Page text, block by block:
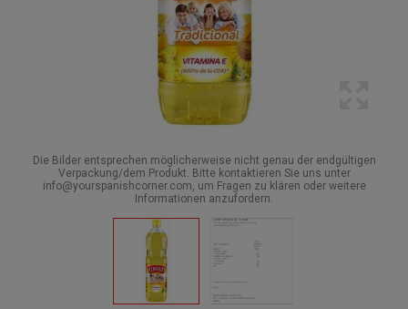
Die Bilder entsprechen möglicherweise nicht genau der endgültigen
Verpackung/dem Produkt. Bitte kontaktieren Sie uns unter
info@yourspanishcorner.com, um Fragen zu klären oder weitere
Informationen anzufordern.